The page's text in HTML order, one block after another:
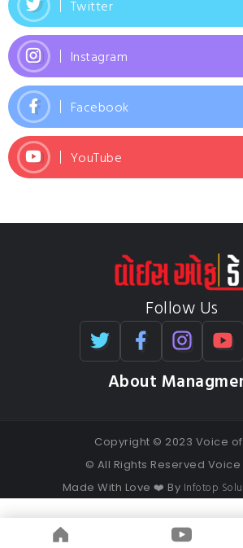
Twitter
Instagram
Facebook
YouTube
Follow Us
About
Copyright © 2023 Voice of
© All Rights Reserved Voice
Made With Love ❤️ By Infotop